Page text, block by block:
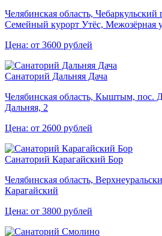
Челябинская область, Чебаркульский
Семейный курорт Утёс, Межозёрная
Цена: от 3600 рублей
Санаторий Дальняя Дача
Челябинская область, Кыштым, пос.
Дальняя, 2
Цена: от 2600 рублей
Санаторий Карагайский Бор
Челябинская область,
Карагайский
Цена: от 3800 рублей